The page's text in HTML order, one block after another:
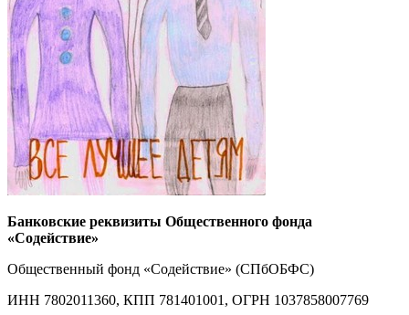
Банковские реквизиты Общественного фонда
«Содействие»
Общественный фонд «Содействие» (СПбОБФС)
ИНН 7802011360, КПП 781401001, ОГРН 1037858007769